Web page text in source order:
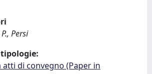
Persi
atti di convegno (Paper in